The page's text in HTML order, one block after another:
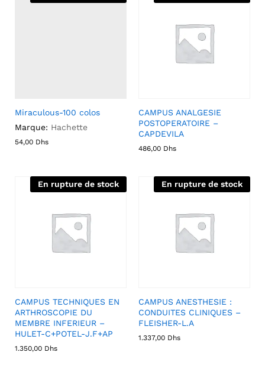
Miraculous-100 colos
Marque: Hachette
54,00 Dhs
CAMPUS ANALGESIE
POSTOPERATOIRE –
CAPDEVILA
486,00 Dhs
En rupture de stock
CAMPUS TECHNIQUES EN
ARTHROSCOPIE DU
MEMBRE INFERIEUR –
HULET-C+POTEL-J.F+AP
1.350,00 Dhs
En rupture de stock
CAMPUS ANESTHESIE :
CONDUITES CLINIQUES –
FLEISHER-L.A
1.337,00 Dhs